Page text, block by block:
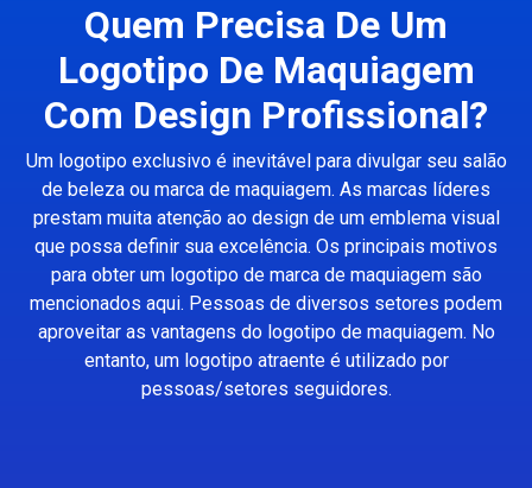
Quem Precisa De Um
Logotipo De Maquiagem
Com Design Profissional?
Um logotipo exclusivo é inevitável para divulgar seu salão
de beleza ou marca de maquiagem. As marcas líderes
prestam muita atenção ao design de um emblema visual
que possa definir sua excelência. Os principais motivos
para obter um logotipo de marca de maquiagem são
mencionados aqui. Pessoas de diversos setores podem
aproveitar as vantagens do logotipo de maquiagem. No
entanto, um logotipo atraente é utilizado por
pessoas/setores seguidores.